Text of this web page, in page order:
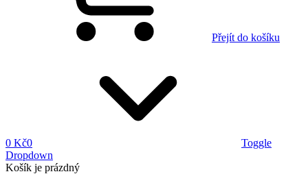
Přejít do košíku
0 Kč0
Toggle
Dropdown
Košík je prázdný